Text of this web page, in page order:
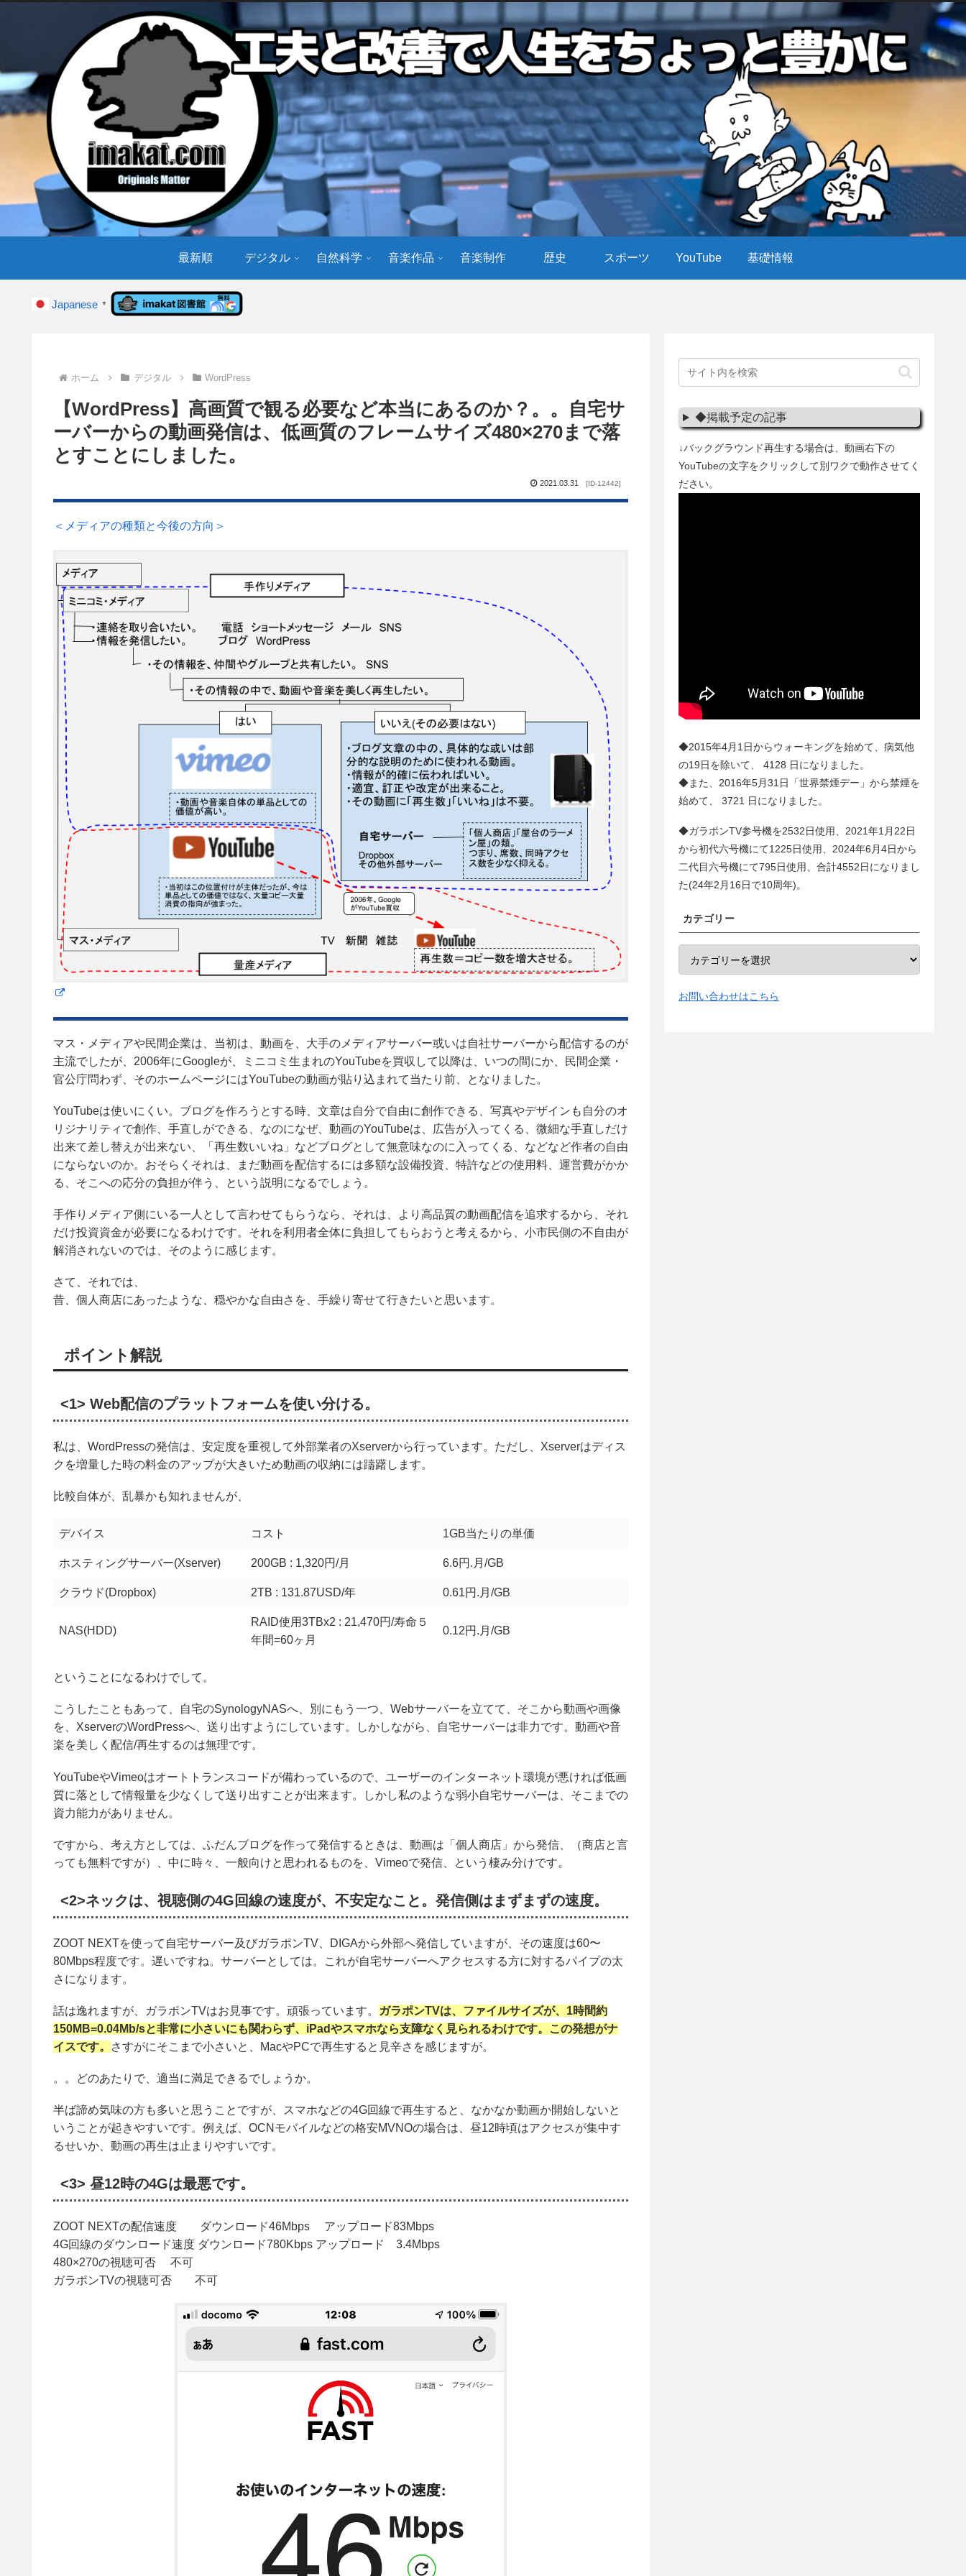
最新順 デジタル 自然科学 音楽作品 音楽制作 歴史 スポーツ YouTube 基礎情報
Japanese ▼
ホーム デジタル WordPress
【WordPress】高画質で観る必要など本当にあるのか？。。自宅サ
ーバーからの動画発信は、低画質のフレームサイズ480×270まで落
とすことにしました。
2021.03.31 [ID-12442]
＜メディアの種類と今後の方向＞
マス・メディアや民間企業は、当初は、動画を、大手のメディアサーバー或いは自社サーバーから配信するのが
主流でしたが、2006年にGoogleが、ミニコミ生まれのYouTubeを買収して以降は、いつの間にか、民間企業・
官公庁問わず、そのホームページにはYouTubeの動画が貼り込まれて当たり前、となりました。
YouTubeは使いにくい。ブログを作ろうとする時、文章は自分で自由に創作できる、写真やデザインも自分のオ
リジナリティで創作、手直しができる、なのになぜ、動画のYouTubeは、広告が入ってくる、微細な手直しだけ
出来て差し替えが出来ない、「再生数いいね」などブログとして無意味なのに入ってくる、などなど作者の自由
にならないのか。おそらくそれは、まだ動画を配信するには多額な設備投資、特許などの使用料、運営費がかか
る、そこへの応分の負担が伴う、という説明になるでしょう。
手作りメディア側にいる一人として言わせてもらうなら、それは、より高品質の動画配信を追求するから、それ
だけ投資資金が必要になるわけです。それを利用者全体に負担してもらおうと考えるから、小市民側の不自由が
解消されないのでは、そのように感じます。
さて、それでは、
昔、個人商店にあったような、穏やかな自由さを、手繰り寄せて行きたいと思います。
ポイント解説
<1> Web配信のプラットフォームを使い分ける。
私は、WordPressの発信は、安定度を重視して外部業者のXserverから行っています。ただし、Xserverはディス
クを増量した時の料金のアップが大きいため動画の収納には躊躇します。
比較自体が、乱暴かも知れませんが、
デバイス コスト 1GB当たりの単価
ホスティングサーバー(Xserver) 200GB : 1,320円/月 6.6円.月/GB
クラウド(Dropbox) 2TB : 131.87USD/年 0.61円.月/GB
NAS(HDD)
RAID使用3TBx2 : 21,470円/寿命５
年間=60ヶ月
0.12円.月/GB
ということになるわけでして。
こうしたこともあって、自宅のSynologyNASへ、別にもう一つ、Webサーバーを立てて、そこから動画や画像
を、XserverのWordPressへ、送り出すようにしています。しかしながら、自宅サーバーは非力です。動画や音
楽を美しく配信/再生するのは無理です。
YouTubeやVimeoはオートトランスコードが備わっているので、ユーザーのインターネット環境が悪ければ低画
質に落として情報量を少なくして送り出すことが出来ます。しかし私のような弱小自宅サーバーは、そこまでの
資力能力がありません。
ですから、考え方としては、ふだんブログを作って発信するときは、動画は「個人商店」から発信、（商店と言
っても無料ですが）、中に時々、一般向けと思われるものを、Vimeoで発信、という棲み分けです。
<2>ネックは、視聴側の4G回線の速度が、不安定なこと。発信側はまずまずの速度。
ZOOT NEXTを使って自宅サーバー及びガラポンTV、DIGAから外部へ発信していますが、その速度は60〜
80Mbps程度です。遅いですね。サーバーとしては。これが自宅サーバーへアクセスする方に対するパイプの太
さになります。
話は逸れますが、ガラポンTVはお見事です。頑張っています。
ガラポンTVは、ファイルサイズが、1時間約
150MB=0.04Mb/sと非常に小さいにも関わらず、iPadやスマホなら支障なく見られるわけです。この発想がナ
イスです。
さすがにそこまで小さいと、MacやPCで再生すると見辛さを感じますが。
。。どのあたりで、適当に満足できるでしょうか。
半ば諦め気味の方も多いと思うことですが、スマホなどの4G回線で再生すると、なかなか動画か開始しないと
いうことが起きやすいです。例えば、OCNモバイルなどの格安MVNOの場合は、昼12時頃はアクセスが集中す
るせいか、動画の再生は止まりやすいです。
<3> 昼12時の4Gは最悪です。
ZOOT NEXTの配信速度 ダウンロード46Mbps アップロード83Mbps
4G回線のダウンロード速度 ダウンロード780Kbps アップロード 3.4Mbps
480×270の視聴可否 不可
ガラポンTVの視聴可否 不可
◆掲載予定の記事
↓バックグラウンド再生する場合は、動画右下の
YouTubeの文字をクリックして別ワクで動作させてく
ださい。
◆2015年4月1日からウォーキングを始めて、病気他
の19日を除いて、 4128 日になりました。
◆また、2016年5月31日「世界禁煙デー」から禁煙を
始めて、 3721 日になりました。
◆ガラポンTV参号機を2532日使用、2021年1月22日
から初代六号機にて1225日使用、2024年6月4日から
二代目六号機にて795日使用、合計4552日になりまし
た(24年2月16日で10周年)。
カテゴリー
お問い合わせはこちら